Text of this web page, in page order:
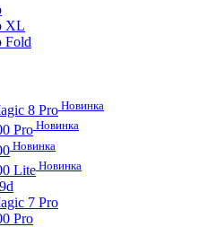
XL
Fold
8 Pro Новинка
Pro Новинка
Новинка
Lite Новинка
7 Pro
Pro